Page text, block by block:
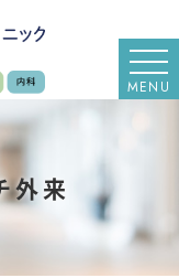
MENU
外来